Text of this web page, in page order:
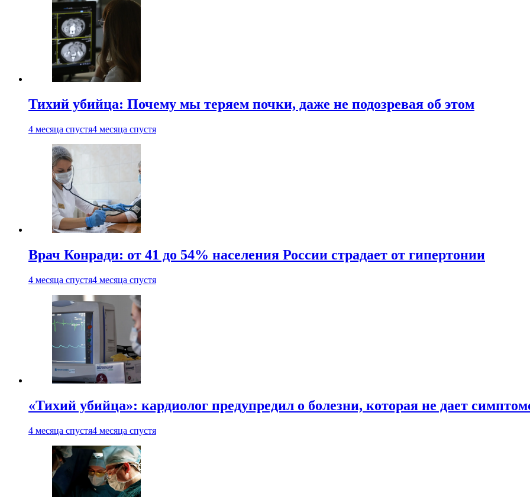
Тихий убийца: Почему мы теряем почки, даже не подозревая об этом
4 месяца спустя4 месяца спустя
Врач Конради: от 41 до 54% населения России страдает от гипертонии
4 месяца спустя4 месяца спустя
«Тихий убийца»: кардиолог предупредил о болезни, которая не дает
4 месяца спустя4 месяца спустя